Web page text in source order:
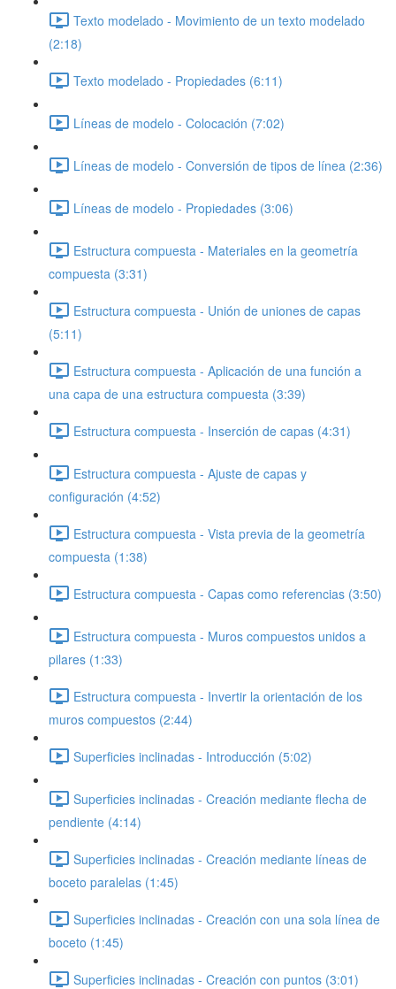
Texto modelado - Movimiento de un texto modelado
(2:18)
Texto modelado - Propiedades (6:11)
Líneas de modelo - Colocación (7:02)
Líneas de modelo - Conversión de tipos de línea (2:36)
Líneas de modelo - Propiedades (3:06)
Estructura compuesta - Materiales en la geometría
compuesta (3:31)
Estructura compuesta - Unión de uniones de capas
(5:11)
Estructura compuesta - Aplicación de una función a
una capa de una estructura compuesta (3:39)
Estructura compuesta - Inserción de capas (4:31)
Estructura compuesta - Ajuste de capas y
configuración (4:52)
Estructura compuesta - Vista previa de la geometría
compuesta (1:38)
Estructura compuesta - Capas como referencias (3:50)
Estructura compuesta - Muros compuestos unidos a
pilares (1:33)
Estructura compuesta - Invertir la orientación de los
muros compuestos (2:44)
Superficies inclinadas - Introducción (5:02)
Superficies inclinadas - Creación mediante flecha de
pendiente (4:14)
Superficies inclinadas - Creación mediante líneas de
boceto paralelas (1:45)
Superficies inclinadas - Creación con una sola línea de
boceto (1:45)
Superficies inclinadas - Creación con puntos (3:01)